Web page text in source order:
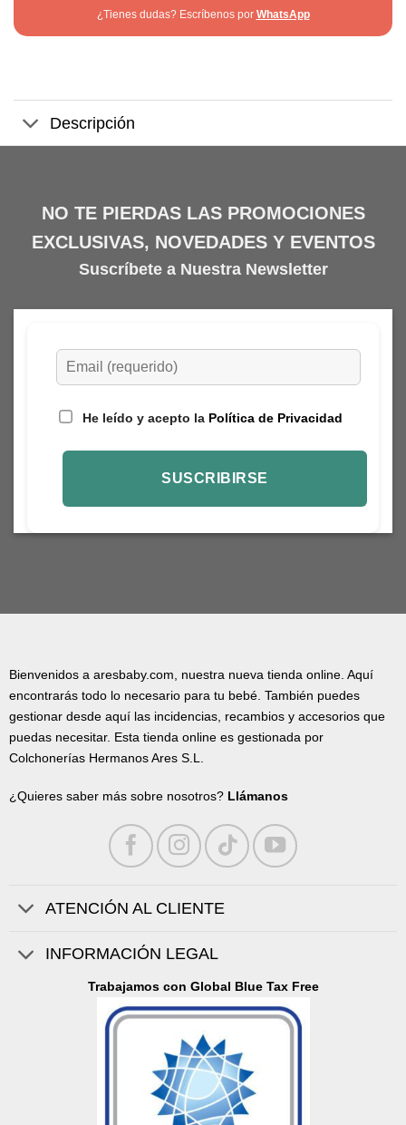
¿Tienes dudas? Escríbenos por WhatsApp
Descripción
NO TE PIERDAS LAS PROMOCIONES
EXCLUSIVAS, NOVEDADES Y EVENTOS
Suscríbete a Nuestra Newsletter
He leído y acepto la Política de Privacidad
Bienvenidos a aresbaby.com, nuestra nueva tienda online. Aquí
encontrarás todo lo necesario para tu bebé. También puedes
gestionar desde aquí las incidencias, recambios y accesorios que
puedas necesitar. Esta tienda online es gestionada por
Colchonerías Hermanos Ares S.L.
¿Quieres saber más sobre nosotros? Llámanos
ATENCIÓN AL CLIENTE
INFORMACIÓN LEGAL
Trabajamos con Global Blue Tax Free